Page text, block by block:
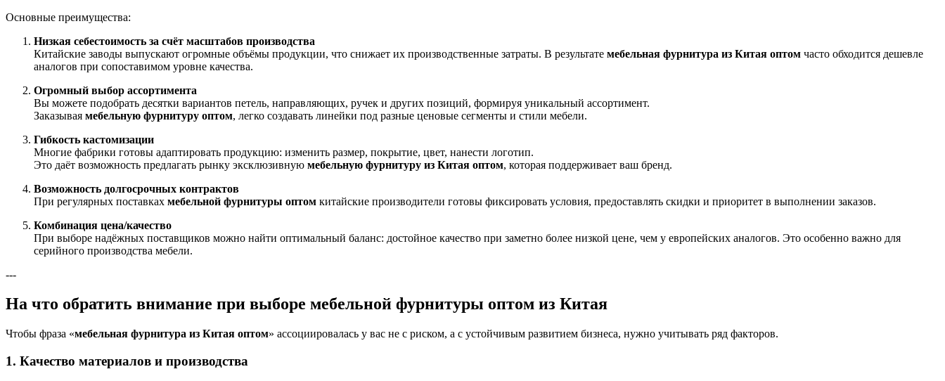
Основные преимущества:
Низкая себестоимость за счёт масштабов производства
Китайские заводы выпускают огромные объёмы продукции, что снижает их производственные затраты. В результате мебельная фурнитура из Китая оптом часто обходится дешевле
аналогов при сопоставимом уровне качества.
Огромный выбор ассортимента
Вы можете подобрать десятки вариантов петель, направляющих, ручек и других позиций, формируя уникальный ассортимент.
Заказывая мебельную фурнитуру оптом, легко создавать линейки под разные ценовые сегменты и стили мебели.
Гибкость кастомизации
Многие фабрики готовы адаптировать продукцию: изменить размер, покрытие, цвет, нанести логотип.
Это даёт возможность предлагать рынку эксклюзивную мебельную фурнитуру из Китая оптом, которая поддерживает ваш бренд.
Возможность долгосрочных контрактов
При регулярных поставках мебельной фурнитуры оптом китайские производители готовы фиксировать условия, предоставлять скидки и приоритет в выполнении заказов.
Комбинация цена/качество
При выборе надёжных поставщиков можно найти оптимальный баланс: достойное качество при заметно более низкой цене, чем у европейских аналогов. Это особенно важно для
серийного производства мебели.
---
На что обратить внимание при выборе мебельной фурнитуры оптом из Китая
Чтобы фраза «мебельная фурнитура из Китая оптом» ассоциировалась у вас не с риском, а с устойчивым развитием бизнеса, нужно учитывать ряд факторов.
1. Качество материалов и производства